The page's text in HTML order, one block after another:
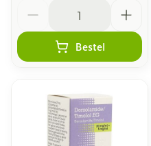
Bestel